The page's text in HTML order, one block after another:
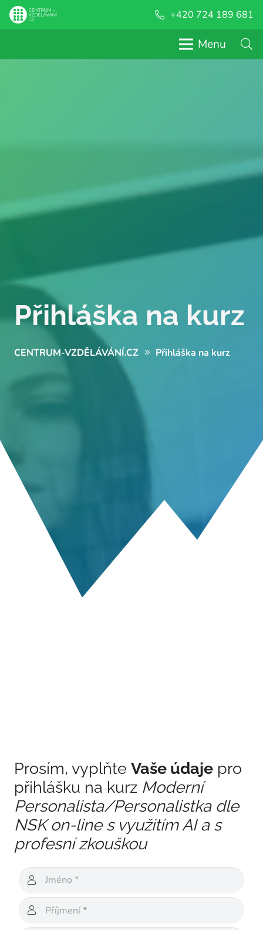
+420 724 189 681
Menu
Přihláška na kurz
CENTRUM-VZDĚLÁVÁNÍ.CZ Přihláška na kurz
Prosím, vyplňte Vaše údaje pro
přihlášku na kurz Moderní
Personalista/Personalistka dle
NSK on-line s využitím AI a s
profesní zkouškou